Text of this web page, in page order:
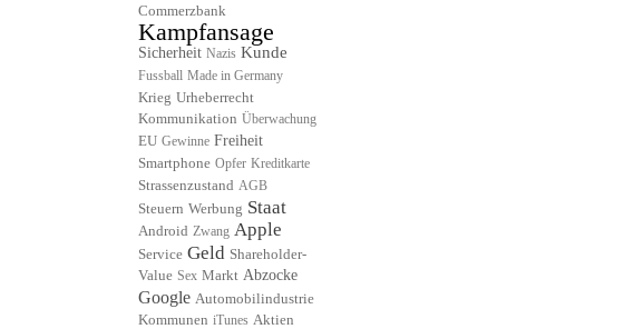
Commerzbank
Kampfansage
Sicherheit Nazis Kunde
Fussball Made in Germany
Krieg Urheberrecht
Kommunikation Überwachung
EU Gewinne Freiheit
Smartphone Opfer Kreditkarte
Strassenzustand AGB
Steuern Werbung Staat
Android Zwang Apple
Service Geld Shareholder-
Value Sex Markt Abzocke
Google Automobilindustrie
Kommunen iTunes Aktien